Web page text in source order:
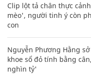
Clip lột tả chân thực
mèo', người tinh ý còn
con
Nguyễn Phương Hằng
khoe sổ đỏ tính bằng
nghìn tỷ'